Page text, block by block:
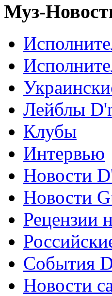
Муз-
Лейблы
Клубы
Интервью
Новости
Новости
Рецензии
События
Новости